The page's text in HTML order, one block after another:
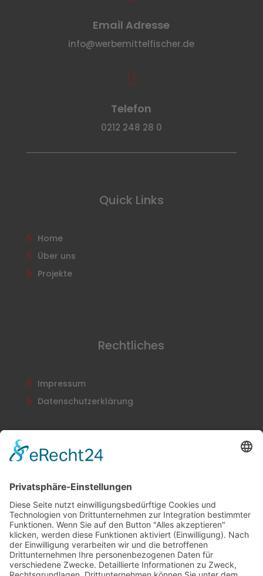
Email Adresse
info@werbemittelfischer.de

Telefon
0212 248 28 0
Quick Links
Home
Über uns
Projekte
Rechtliches
Impressum
Datenschutzerklärung
Newsletter